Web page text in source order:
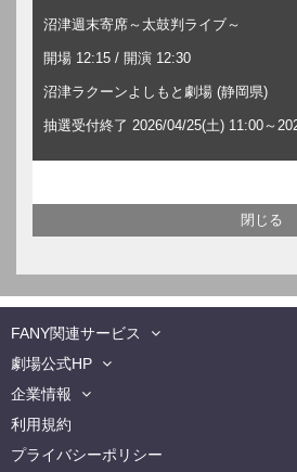
沼津週末寄席～太鼓判ライブ～
開場 12:15 / 開演 12:30
沼津ラクーンよしもと劇場 (静岡県)
抽選受付終了 2026/04/25(土) 11:00～
FANY関連サービス
劇場公式HP
企業情報
利用規約
プライバシーポリシー